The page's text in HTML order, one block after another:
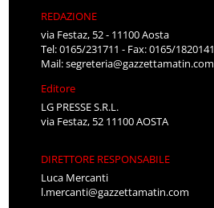
REDAZIONE
via Festaz, 52 - 11100 Aosta
Tel: 0165/231711 - Fax: 0165/1820141
Mail:segreteria@gazzettamatin.com
Editore
LG PRESSE S.R.L.
via Festaz, 52 11100 AOSTA
DIRETTORE RESPONSABILE
Luca Mercanti
l.mercanti@gazzettamatin.com